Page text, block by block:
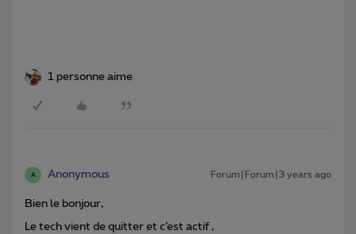
1 personne aime
A Anonymous Forum|Forum|3 years ago
Bien le bonjour,
Le tech vient de quitter et c’est actif ,